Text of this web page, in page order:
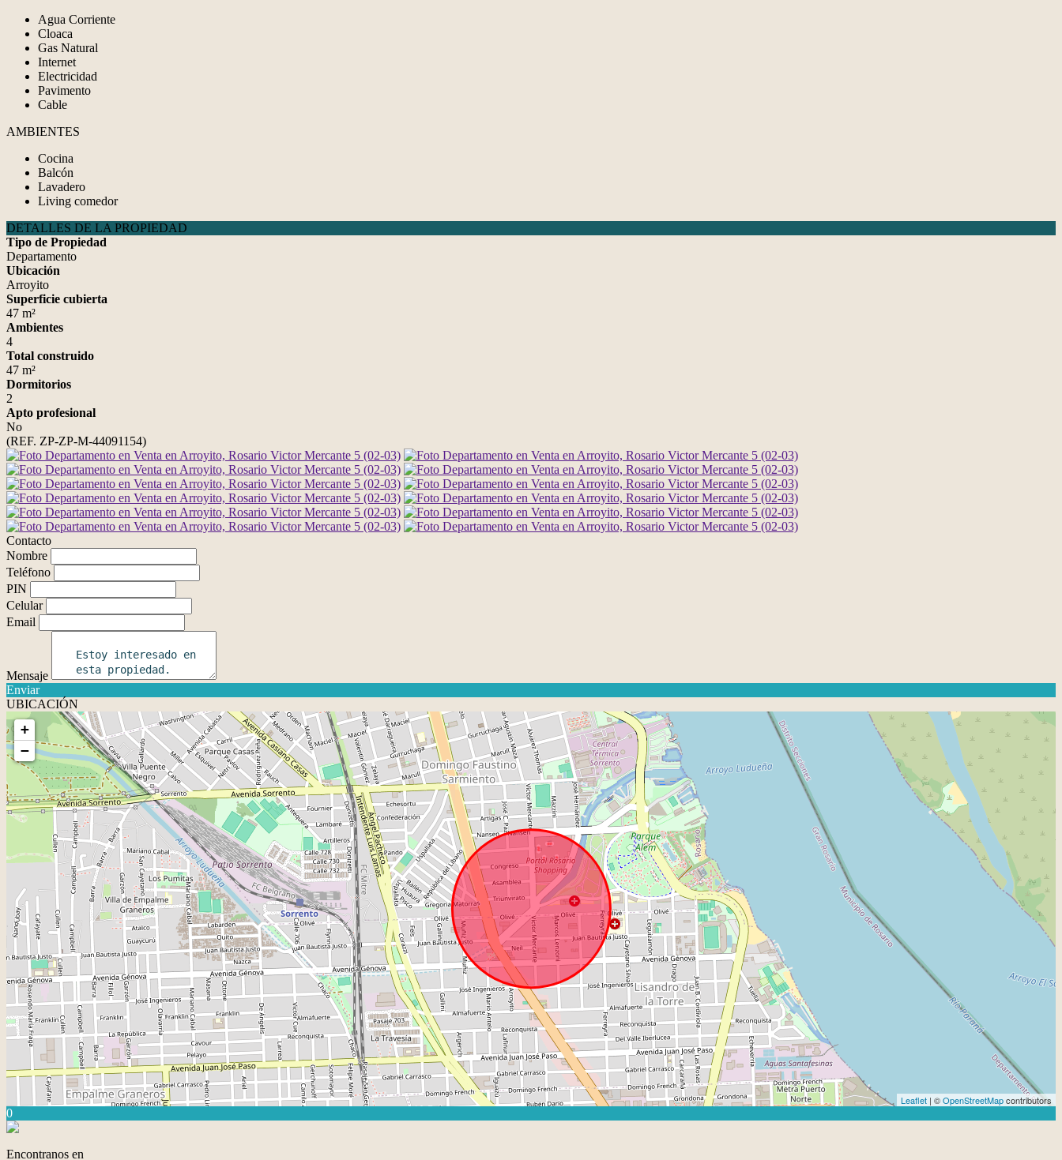
Agua Corriente
Cloaca
Gas Natural
Internet
Electricidad
Pavimento
Cable
AMBIENTES
Cocina
Balcón
Lavadero
Living comedor
DETALLES DE LA PROPIEDAD
Tipo de Propiedad
Departamento
Ubicación
Arroyito
Superficie cubierta
47 m²
Ambientes
4
Total construido
47 m²
Dormitorios
2
Apto profesional
No
(REF. ZP-ZP-M-44091154)
Contacto
Nombre
Teléfono
PIN
Celular
Email
Mensaje
Enviar
UBICACIÓN
+
−
Leaflet | ©OpenStreetMapcontributors
0
Encontranos en